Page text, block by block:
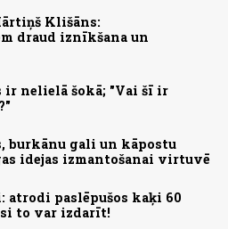
Klišāns:
draud iznīkšana un
ir nelielā šokā; "Vai šī ir
burkānu gali un kāpostu
idejas izmantošanai virtuvē
atrodi paslēpušos kaķi 60
to var izdarīt!